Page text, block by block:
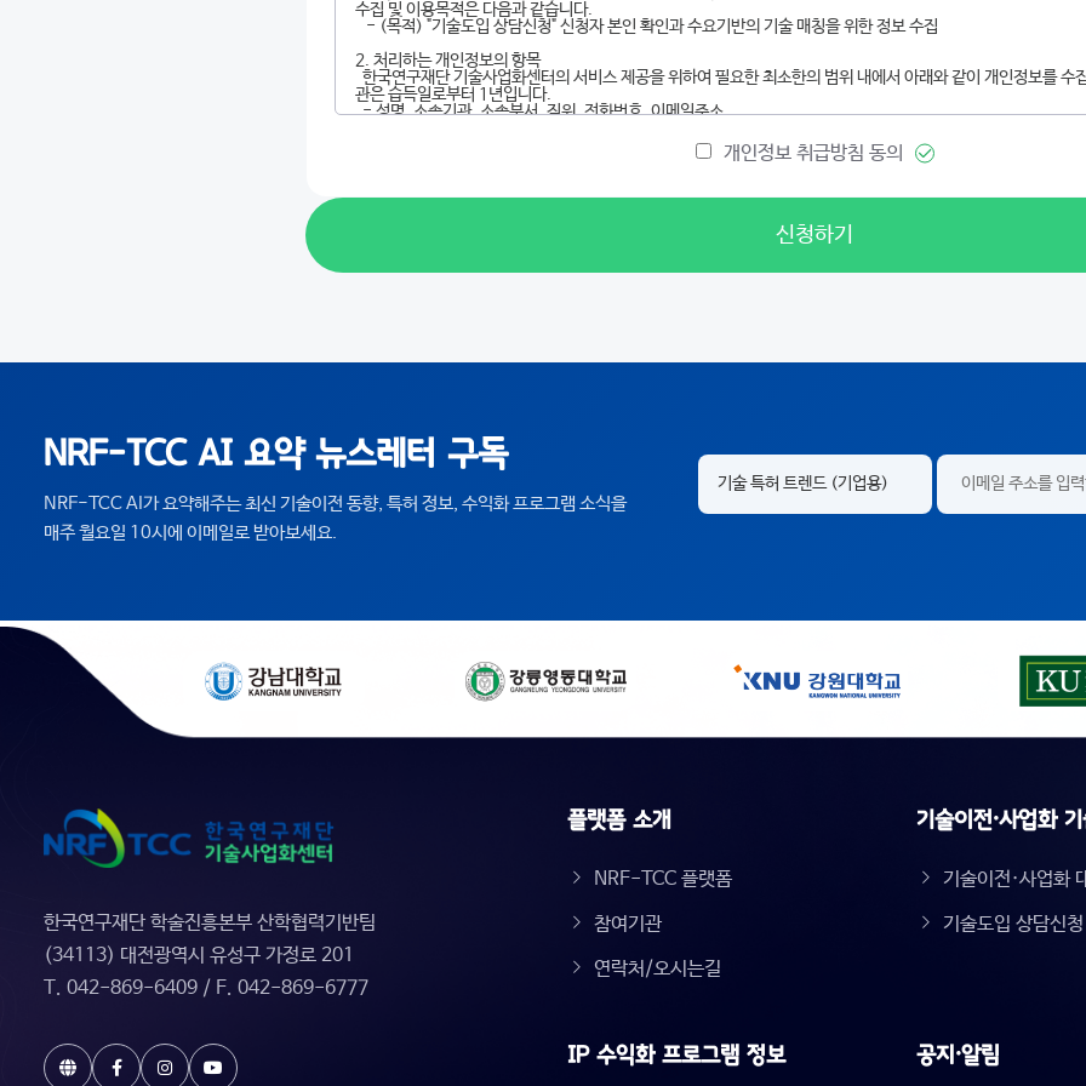
개인정보 취급방침 동의
신청하기
NRF-TCC AI 요약 뉴스레터 구독
NRF-TCC AI가 요약해주는 최신 기술이전 동향, 특허 정보, 수익화 프로그램 소식을
매주 월요일 10시에 이메일로 받아보세요.
한국연구재단 학술진흥본부 산학협력기반팀
(34113) 대전광역시 유성구 가정로 201
T. 042-869-6409 / F. 042-869-6777
플랫폼 소개
NRF-TCC 플랫폼
참여기관
연락처/오시는길
기술이전·사업화
기술이전·사업화
기술도입 상담신청
IP 수익화 프로그램 정보 공지·알림